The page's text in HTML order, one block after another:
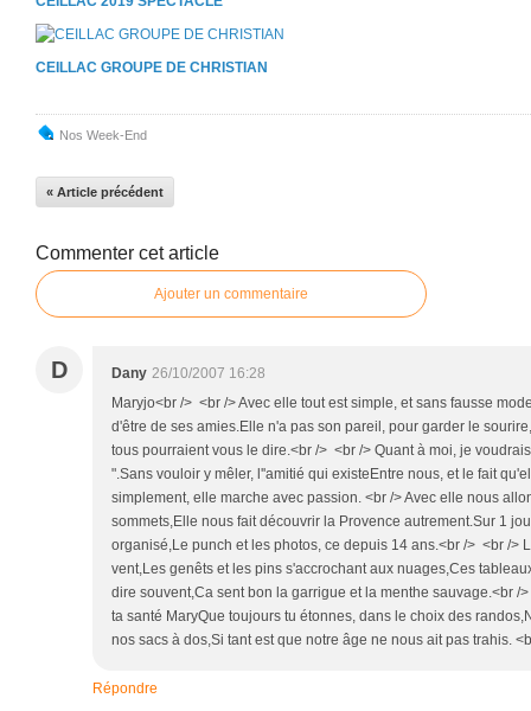
CEILLAC GROUPE DE CHRISTIAN
Nos Week-End
« Article précédent
Commenter cet article
Ajouter un commentaire
D Dany 26/10/2007 16:28
Maryjo<br /> <br /> Avec elle tout est simple, et sans fausse
d'être de ses amies.Elle n'a pas son pareil, pour garder le
tous pourraient vous le dire.<br /> <br /> Quant à moi, je
".Sans vouloir y mêler, l''amitié qui existeEntre nous, et le fait
simplement, elle marche avec passion. <br /> Avec elle nous
sommets,Elle nous fait découvrir la Provence autrement.Sur 1
organisé,Le punch et les photos, ce depuis 14 ans.<br /> <br />
vent,Les genêts et les pins s'accrochant aux nuages,Ces
dire souvent,Ca sent bon la garrigue et la menthe sauvage.<br /
ta santé MaryQue toujours tu étonnes, dans le choix des
nos sacs à dos,Si tant est que notre âge ne nous ait pas
Répondre